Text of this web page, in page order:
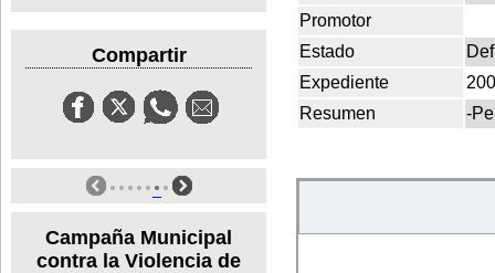
Compartir
Campaña Municipal
contra la Violencia de
Promotor
Estado
Expediente
Resumen
-